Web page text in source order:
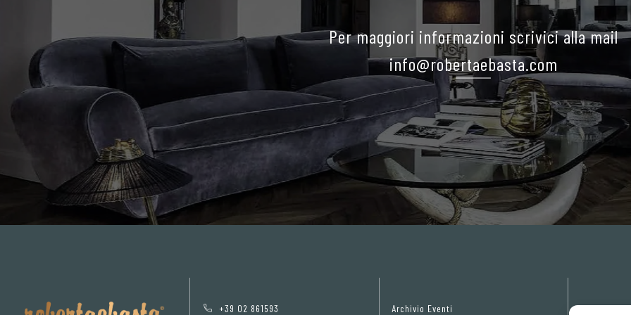
Per maggiori informazioni scrivici alla mail
info@robertaebasta.com
+39 02 861593 Archivio Eventi Privacy